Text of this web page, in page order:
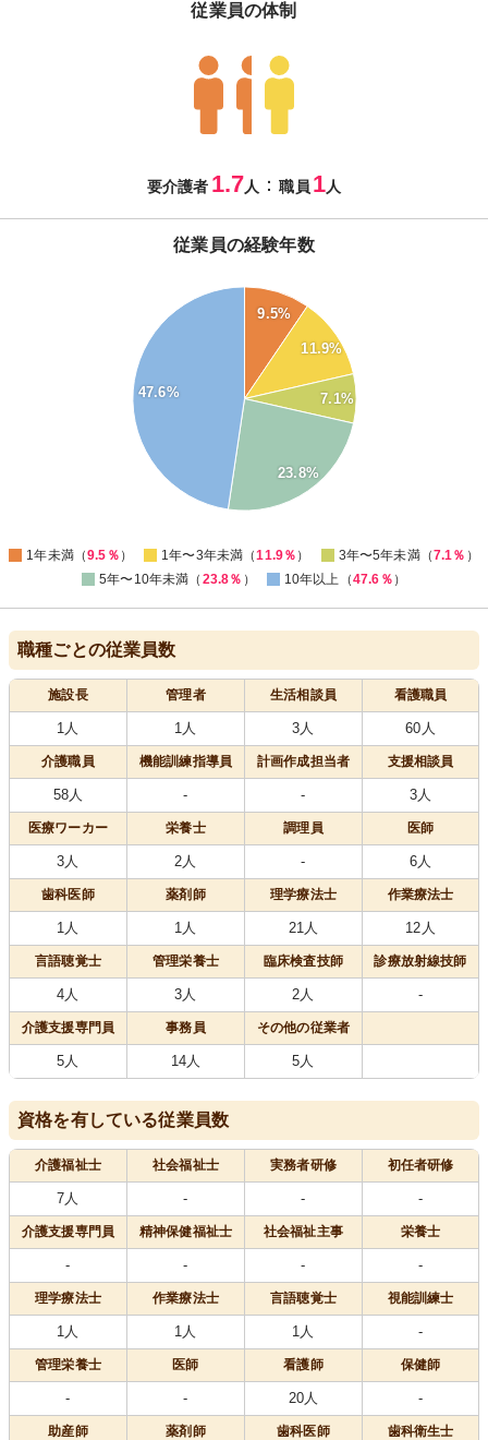
従業員の体制
要介護者 1.7人 ：職員 1人
従業員の経験年数
9.5%
11.9%
7.1%
23.8%
47.6%
1年未満（9.5％ ） 1年〜3年未満（11.9％ ） 3年〜5年未満（7.1％ ）
5年〜10年未満（ 23.8％ ） 10年以上（47.6％ ）
職種ごとの従業員数
施設長 管理者 生活相談員 看護職員
1人 1人 3人 60人
介護職員 機能訓練指導員 計画作成担当者 支援相談員
58人 - - 3人
医療ワーカー 栄養士 調理員 医師
3人 2人 - 6人
歯科医師 薬剤師 理学療法士 作業療法士
1人 1人 21人 12人
言語聴覚士 管理栄養士 臨床検査技師 診療放射線技師
4人 3人 2人 -
介護支援専門員 事務員 その他の従業者
5人 14人 5人
資格を有している従業員数
介護福祉士 社会福祉士 実務者研修 初任者研修
7人 - - -
介護支援専門員 精神保健福祉士 社会福祉主事 栄養士
- - - -
理学療法士 作業療法士 言語聴覚士 視能訓練士
1人 1人 1人 -
管理栄養士 医師 看護師 保健師
- - 20人 -
助産師 薬剤師 歯科医師 歯科衛生士